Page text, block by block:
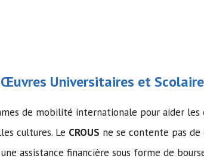
Universitaires et
de mobilité internationale pour aider
cultures. Le CROUS ne se contente pas
assistance financière sous forme de